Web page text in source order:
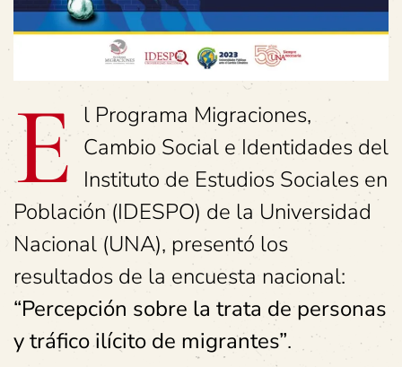
E l Programa Migraciones,
Cambio Social e Identidades del
Instituto de Estudios Sociales en
Población (IDESPO) de la Universidad
Nacional (UNA), presentó los
resultados de la encuesta nacional:
“Percepción sobre la trata de personas
y tráfico ilícito de migrantes”.